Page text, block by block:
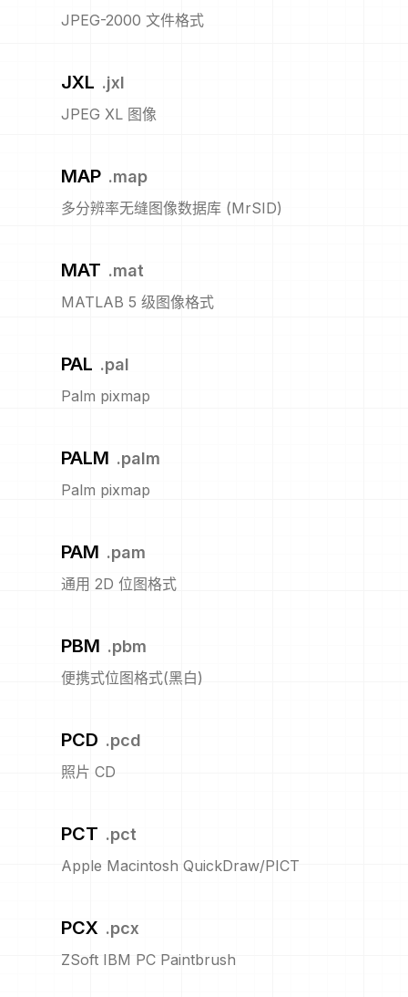
JPEG-2000 文件格式
JXL .jxl
JPEG XL 图像
MAP .map
多分辨率无缝图像数据库 (MrSID)
MAT .mat
MATLAB 5 级图像格式
PAL .pal
Palm pixmap
PALM .palm
Palm pixmap
PAM .pam
通用 2D 位图格式
PBM .pbm
便携式位图格式(黑白)
PCD .pcd
照片 CD
PCT .pct
Apple Macintosh QuickDraw/PICT
PCX .pcx
ZSoft IBM PC Paintbrush